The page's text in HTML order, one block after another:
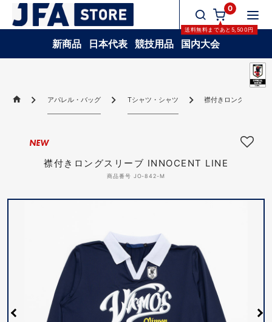
0
送料無料まであと 5,500円
新商品 日本代表 競技用品 国内大会
アパレル・バッグ Tシャツ・シャツ 襟付きロングスリー
襟付きロングスリーブ INNOCENT LINE
商品番号 JO-842-M
NEW